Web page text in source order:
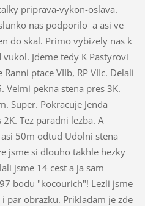
priprava-vykon-oslava.
nas podporilo a asi ve
do skal. Primo vybizely nas k
Jdeme tedy K Pastyrovi
ptace VIIb, RP VIIc. Delali
Velmi pekna stena pres 3K.
Super. Pokracuje Jenda
Tez paradni lezba. A
50m odtud Udolni stena
jsme si dlouho takhle hezky
jsme 14 cest a ja sam
bodu "kocourich"! Lezli jsme
par obrazku. Prikladam je zde